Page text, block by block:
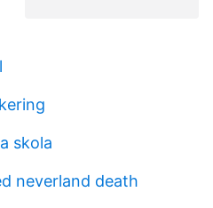
skola
neverland death